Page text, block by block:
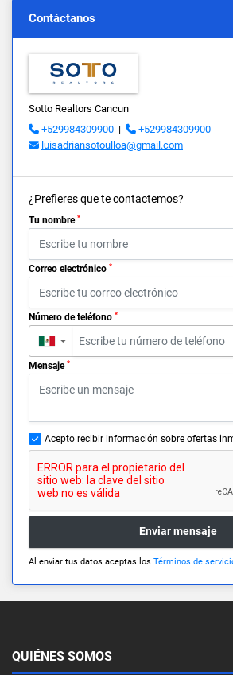
Contáctanos
Sotto Realtors Cancun
+529984309900 |
+529984309900
luisadriansotoulloa@gmail.com
¿Prefieres que te contactemos?
Tu nombre *
Correo electrónico *
Número de teléfono *
▼
Mensaje *
Acepto recibir información sobre ofertas
Enviar mensaje
Al enviar tus datos aceptas los Términos de
QUIÉNES SOMOS